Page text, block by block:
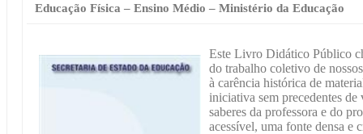
Educação Física – Ensino Médio – Ministério da Educação
Este Livro Didático Público
do trabalho coletivo de
à carência histórica de
iniciativa sem precedentes
saberes da professora e do
acessível, uma fonte densa e